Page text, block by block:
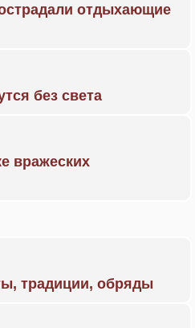
отдыхающие
без света
вражеских
традиции, обряды